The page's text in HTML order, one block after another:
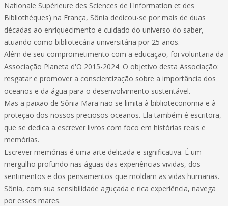
Nationale Supérieure des Sciences de l'Information et des
Bibliothèques) na França, Sônia dedicou-se por mais de duas
décadas ao enriquecimento e cuidado do universo do saber,
atuando como bibliotecária universitária por 25 anos.
Além de seu comprometimento com a educação, foi voluntaria da
Associação Planeta d'O 2015-2024. O objetivo desta Associação:
resgatar e promover a conscientização sobre a importância dos
oceanos e da água para o desenvolvimento sustentável.
Mas a paixão de Sônia Mara não se limita à biblioteconomia e à
proteção dos nossos preciosos oceanos. Ela também é escritora,
que se dedica a escrever livros com foco em histórias reais e
memórias.
Escrever memórias é uma arte delicada e significativa. É um
mergulho profundo nas águas das experiências vividas, dos
sentimentos e dos pensamentos que moldam as vidas humanas.
Sônia, com sua sensibilidade aguçada e rica experiência, navega
por esses mares.